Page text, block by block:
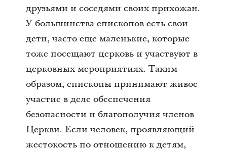
друзьями и соседями своих прихожан.
У большинства епископов есть свои
дети, часто еще маленькие, которые
тоже посещают церковь и участвуют в
церковных мероприятиях. Таким
образом, епископы принимают живое
участие в деле обеспечения
безопасности и благополучия членов
Церкви. Если человек, проявляющий
жестокость по отношению к детям,